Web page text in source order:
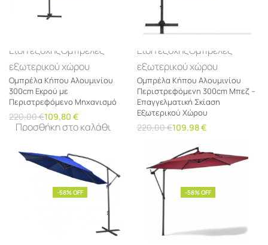
Είδη εξοχήςΟμπρέλες
εξωτερικού χώρου
Ομπρέλα Κήπου Αλουμινίου
300cm Εκρού με
Περιστρεφόμενο Μηχανισμό
220,00€109,80 €
Προσθήκη στο καλάθι
Είδη εξοχήςΟμπρέλες
εξωτερικού χώρου
Ομπρέλα Κήπου Αλουμινίου
Περιστρεφόμενη 300cm Μπεζ –
Επαγγελματική Σκίαση
Εξωτερικού Χώρου
220,00€109,98€
-58% OFF -58% OFF